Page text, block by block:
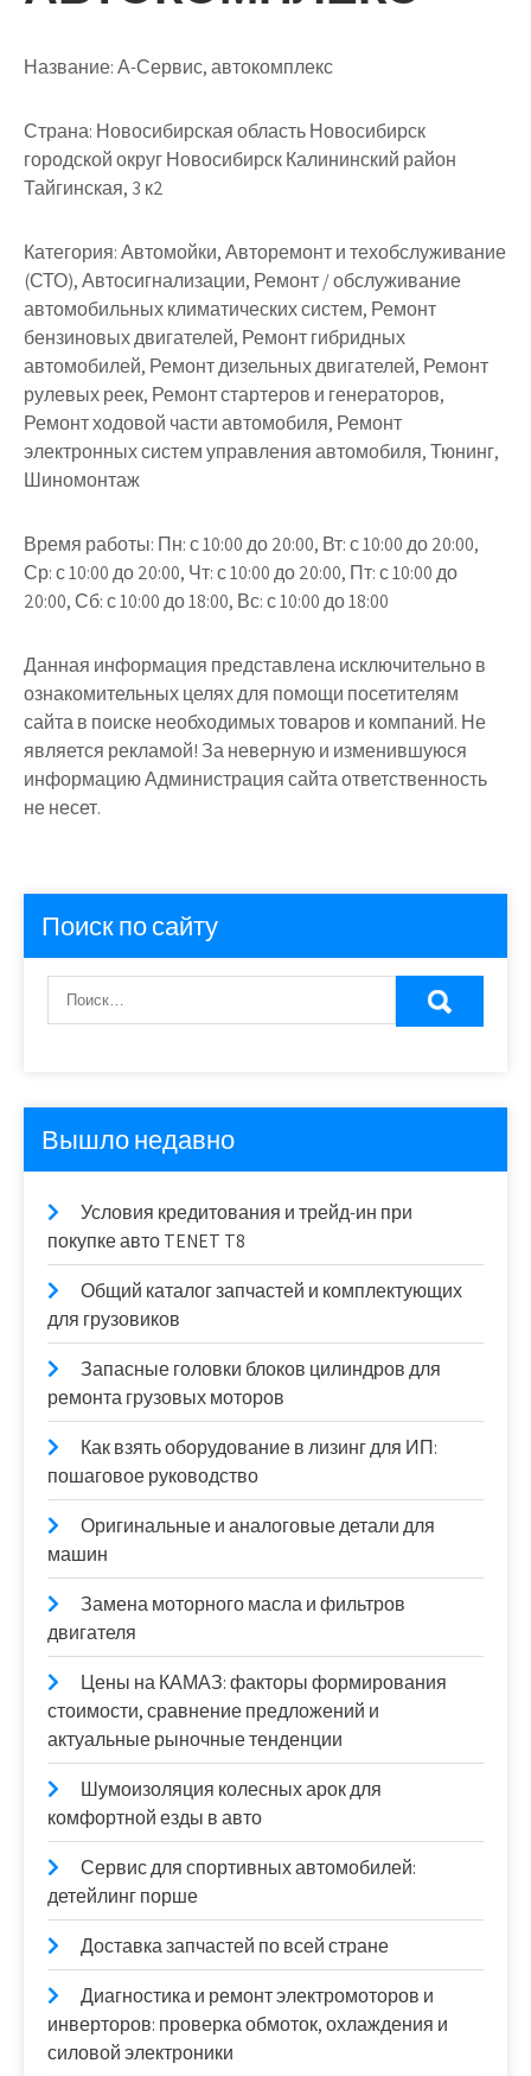
Название:А-Сервис, автокомплекс
Страна: Новосибирская область Новосибирск
городской округ Новосибирск Калининский район
Тайгинская, 3 к2
Категория:Автомойки, Авторемонт и техобслуживание
(СТО), Автосигнализации, Ремонт / обслуживание
автомобильных климатических систем, Ремонт
бензиновых двигателей, Ремонт гибридных
автомобилей, Ремонт дизельных двигателей, Ремонт
рулевых реек, Ремонт стартеров и генераторов,
Ремонт ходовой части автомобиля, Ремонт
электронных систем управления автомобиля, Тюнинг,
Шиномонтаж
Время работы: Пн: с 10:00 до 20:00, Вт: с 10:00 до 20:00,
Ср: с 10:00 до 20:00, Чт: с 10:00 до 20:00, Пт: с 10:00 до
20:00, Сб: с 10:00 до 18:00, Вс: с 10:00 до 18:00
Данная информация представлена исключительно в
ознакомительных целях для помощи посетителям
сайта в поиске необходимых товаров и компаний. Не
является рекламой! За неверную и изменившуюся
информацию Администрация сайта ответственность
не несет.
Поиск по сайту
Вышло недавно
Условия кредитования и трейд-ин при
покупке авто TENET T8
Общий каталог запчастей и комплектующих
для грузовиков
Запасные головки блоков цилиндров для
ремонта грузовых моторов
Как взять оборудование в лизинг для ИП:
пошаговое руководство
Оригинальные и аналоговые детали для
машин
Замена моторного масла и фильтров
двигателя
Цены на КАМАЗ: факторы формирования
стоимости, сравнение предложений и
актуальные рыночные тенденции
Шумоизоляция колесных арок для
комфортной езды в авто
Сервис для спортивных автомобилей:
детейлинг порше
Доставка запчастей по всей стране
Диагностика и ремонт электромоторов и
инверторов: проверка обмоток, охлаждения и
силовой электроники